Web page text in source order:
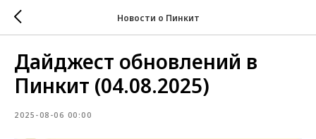
Новости о Пинкит
Дайджест обновлений в
Пинкит (04.08.2025)
2025-08-06 00:00